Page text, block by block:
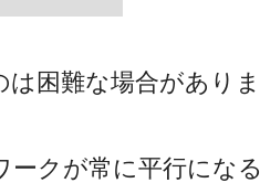
困難な場合がありま
ークが常に平行になる